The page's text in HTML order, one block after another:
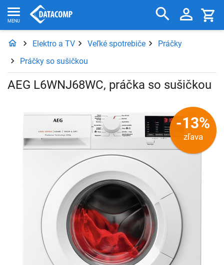
Elektro a TV Veľké spotrebiče
Práčky
Práčky so sušičkou
AEG L6WNJ68WC, práčka so sušičkou
-13%
zľava